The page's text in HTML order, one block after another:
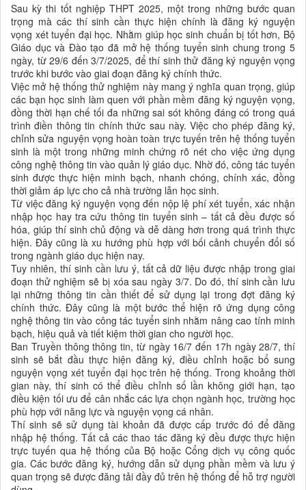
Sau kỳ thi tốt nghiệp THPT 2025, một trong những bước quan
trọng mà các thí sinh cần thực hiện chính là đăng ký nguyện
vọng xét tuyển đại học. Nhằm giúp học sinh chuẩn bị tốt hơn, Bộ
Giáo dục và Đào tạo đã mở hệ thống tuyển sinh chung trong 5
ngày, từ 29/6 đến 3/7/2025, để thí sinh thử đăng ký nguyện vọng
trước khi bước vào giai đoạn đăng ký chính thức.
Việc mở hệ thống thử nghiệm này mang ý nghĩa quan trọng, giúp
các bạn học sinh làm quen với phần mềm đăng ký nguyện vọng,
đồng thời hạn chế tối đa những sai sót không đáng có trong quá
trình điền thông tin chính thức sau này. Việc cho phép đăng ký,
chỉnh sửa nguyện vọng hoàn toàn trực tuyến trên hệ thống tuyển
sinh là một trong những minh chứng rõ nét cho việc ứng dụng
công nghệ thông tin vào quản lý giáo dục. Nhờ đó, công tác tuyển
sinh được thực hiện minh bạch, nhanh chóng, chính xác, đồng
thời giảm áp lực cho cả nhà trường lẫn học sinh.
Từ việc đăng ký nguyện vọng đến nộp lệ phí xét tuyển, xác nhận
nhập học hay tra cứu thông tin tuyển sinh – tất cả đều được số
hóa, giúp thí sinh chủ động và dễ dàng hơn trong quá trình thực
hiện. Đây cũng là xu hướng phù hợp với bối cảnh chuyển đổi số
trong ngành giáo dục hiện nay.
Tuy nhiên, thí sinh cần lưu ý, tất cả dữ liệu được nhập trong giai
đoạn thử nghiệm sẽ bị xóa sau ngày 3/7. Do đó, thí sinh cần lưu
lại những thông tin cần thiết để sử dụng lại trong đợt đăng ký
chính thức. Đây cũng là một bước thể hiện rõ ứng dụng công
nghệ thông tin vào công tác tuyển sinh nhằm nâng cao tính minh
bạch, hiệu quả và tiết kiệm thời gian cho người học.
Ban Truyền thông thông tin, từ ngày 16/7 đến 17h ngày 28/7, thí
sinh sẽ bắt đầu thực hiện đăng ký, điều chỉnh hoặc bổ sung
nguyện vọng xét tuyển đại học trên hệ thống. Trong khoảng thời
gian này, thí sinh có thể điều chỉnh số lần không giới hạn, tạo
điều kiện tối ưu để cân nhắc các lựa chọn ngành học, trường học
phù hợp với năng lực và nguyện vọng cá nhân.
Thí sinh sẽ sử dụng tài khoản đã được cấp trước đó để đăng
nhập hệ thống. Tất cả các thao tác đăng ký đều được thực hiện
trực tuyến qua hệ thống của Bộ hoặc Cổng dịch vụ công quốc
gia. Các bước đăng ký, hướng dẫn sử dụng phần mềm và lưu ý
quan trọng sẽ được đăng tải đầy đủ trên hệ thống để hỗ trợ người